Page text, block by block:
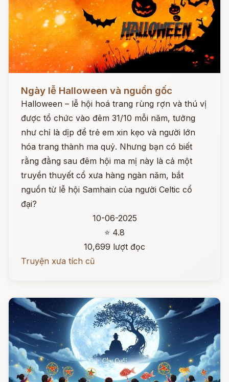
Ngày lễ Halloween và nguồn gốc
Halloween – lễ hội hoá trang rùng rợn và thú vị
được tổ chức vào đêm 31/10 mỗi năm, tưởng
như chỉ là dịp để trẻ em xin kẹo và người lớn
hóa trang thành ma quỷ. Nhưng bạn có biết
rằng đằng sau đêm hội ma mị này là cả một
truyền thuyết cổ xưa hàng ngàn năm, bắt
nguồn từ lễ hội Samhain của người Celtic cổ
đại?
10-06-2025
⭐ 4.8
10,699 lượt đọc
Truyện xưa tích cũ